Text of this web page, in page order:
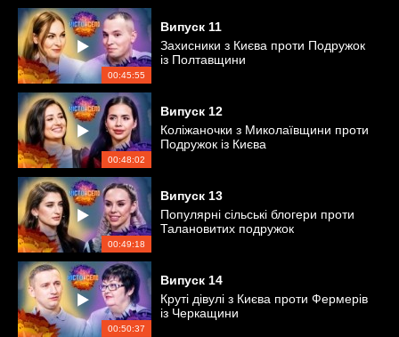
00:45:55
Випуск 11
Захисники з Києва проти Подружок
із Полтавщини
00:48:02
Випуск 12
Коліжаночки з Миколаївщини проти
Подружок із Києва
00:49:18
Випуск 13
Популярні сільські блогери проти
Талановитих подружок
00:50:37
Випуск 14
Круті дівулі з Києва проти Фермерів
із Черкащини